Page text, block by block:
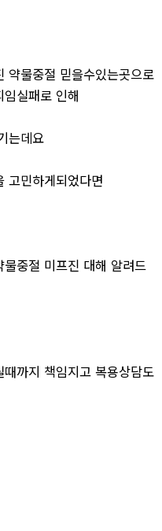
약물중절 믿을수있는곳으로
실패로 인해
는데요
고민하게되었다면
중절 미프진 대해 알려드
까지 책임지고 복용상담도